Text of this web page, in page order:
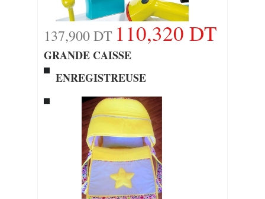
137,900 DT 110,320 DT
GRANDE CAISSE
ENREGISTREUSE